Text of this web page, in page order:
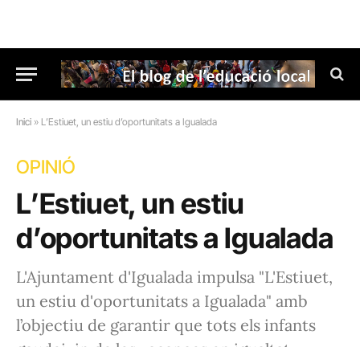
Inici » L’Estiuet, un estiu d’oportunitats a Igualada
OPINIÓ
L’Estiuet, un estiu
d’oportunitats a Igualada
L'Ajuntament d'Igualada impulsa "L'Estiuet,
un estiu d'oportunitats a Igualada" amb
l’objectiu de garantir que tots els infants